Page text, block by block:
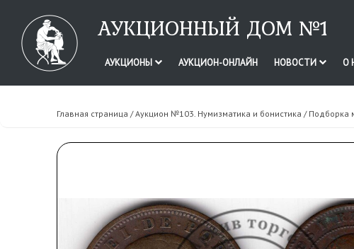
АУКЦИОННЫЙ ДОМ №1
АУКЦИОНЫ АУКЦИОН-ОНЛАЙН НОВОСТИ О
Главная страница /Аукцион №103. Нумизматика и бонистика / Подборка